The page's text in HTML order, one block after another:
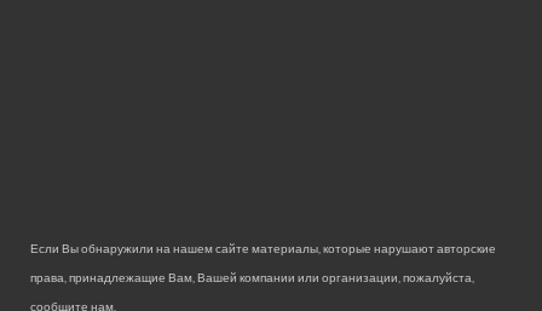
Если Вы обнаружили на нашем сайте материалы, которые нарушают авторские
права, принадлежащие Вам, Вашей компании или организации, пожалуйста,
сообщите нам.